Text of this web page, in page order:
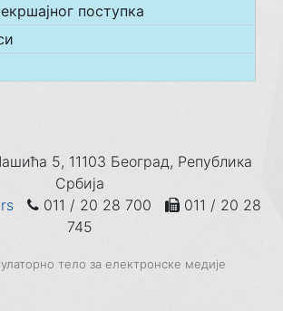
поступка
5, 11103 Београд, Република
Србија
011 / 20 28 700
011 / 20 28
745
тело за електронске медије